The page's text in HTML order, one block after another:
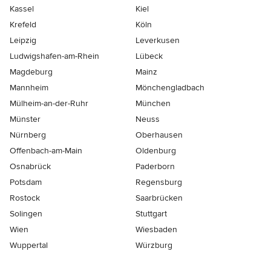
Kassel
Kiel
Krefeld
Köln
Leipzig
Leverkusen
Ludwigshafen-am-Rhein
Lübeck
Magdeburg
Mainz
Mannheim
Mönchen­gladbach
Mülheim-an-der-Ruhr
München
Münster
Neuss
Nürnberg
Oberhausen
Offenbach-am-Main
Oldenburg
Osnabrück
Paderborn
Potsdam
Regensburg
Rostock
Saarbrücken
Solingen
Stuttgart
Wien
Wiesbaden
Wuppertal
Würzburg